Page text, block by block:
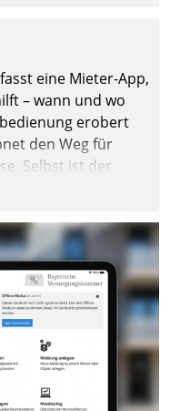
eine Mieter-App,
– wann und wo
erobert
den Weg für
Selbst ist der